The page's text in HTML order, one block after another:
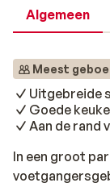
Algemeen
Meest
Uitgebreide
Goede
Aan de rand
In een groot